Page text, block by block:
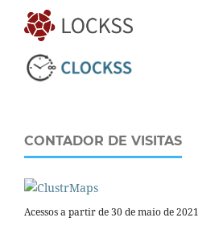
CONTADOR DE VISITAS
Acessos a partir de 30 de maio de 2021